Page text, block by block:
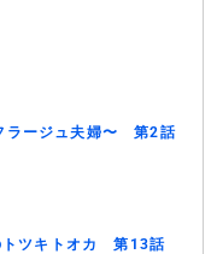
ラージュ夫婦〜 第2話
トツキトオカ 第13話